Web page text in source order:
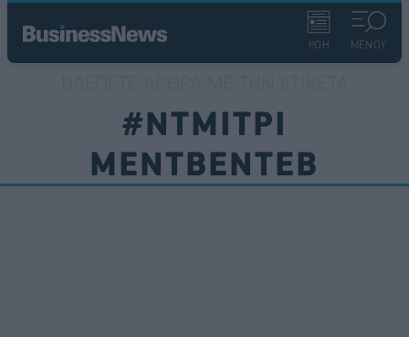
ΡΟΗ ΜΕΝΟΥ
#ΝΤΜΙΤΡΙ
ΜΕΝΤΒΕΝΤΕΒ